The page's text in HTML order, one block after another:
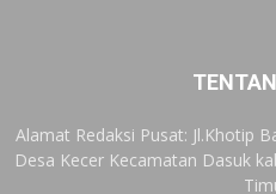
Alamat Redaksi Pusat: Jl.Khotip
Desa Kecer Kecamatan Dasuk